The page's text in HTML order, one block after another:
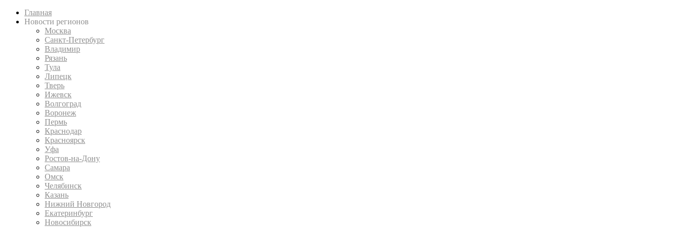
Главная
Новости регионов
Москва
Санкт-Петербург
Владимир
Рязань
Тула
Липецк
Тверь
Ижевск
Волгоград
Воронеж
Пермь
Краснодар
Красноярск
Уфа
Ростов-на-Дону
Самара
Омск
Челябинск
Казань
Нижний Новгород
Екатеринбург
Новосибирск